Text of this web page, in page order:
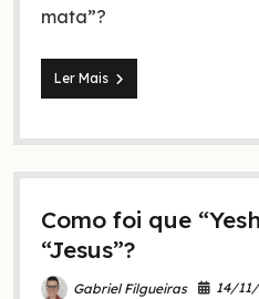
mata”?
Ler MaisÉ
pecado
teologia?
que
serve?
Como foi que
“Jesus”?
Gabriel Filgueiras 14/